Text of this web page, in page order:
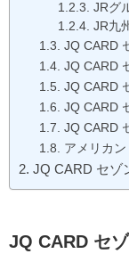
JRグ
JR九
JQ CARD
JQ CARD
JQ CARD
JQ CARD
JQ CARD
アメリカ
JQ CARD セゾ
JQ CARD セ